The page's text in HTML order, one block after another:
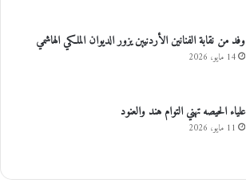
وفد من نقابة الفنانين الأردنيين يزور الديوان الملكي الهاشمي
14 مايو، 2026
علياء الحيصه تهني التوام هند والعنود
11 مايو، 2026